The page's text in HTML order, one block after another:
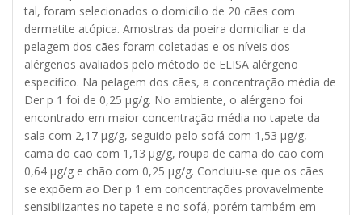
tal, foram selecionados o domicílio de 20 cães com
dermatite atópica. Amostras da poeira domiciliar e da
pelagem dos cães foram coletadas e os níveis dos
alérgenos avaliados pelo método de ELISA alérgeno
específico. Na pelagem dos cães, a concentração média de
Der p 1 foi de 0,25 μg/g. No ambiente, o alérgeno foi
encontrado em maior concentração média no tapete da
sala com 2,17 μg/g, seguido pelo sofá com 1,53 μg/g,
cama do cão com 1,13 μg/g, roupa de cama do cão com
0,64 μg/g e chão com 0,25 μg/g. Concluiu-se que os cães
se expõem ao Der p 1 em concentrações provavelmente
sensibilizantes no tapete e no sofá, porém também em